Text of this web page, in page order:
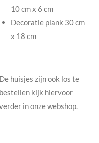
10 cm x 6 cm
Decoratie plank 30 cm
x 18 cm
De huisjes zijn ook los te
bestellen kijk hiervoor
in onze webshop.